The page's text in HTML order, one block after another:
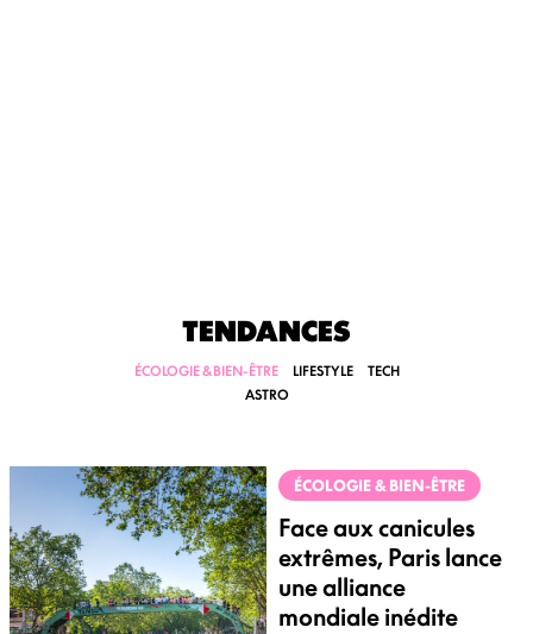
TENDANCES
ÉCOLOGIE & BIEN-ÊTRE LIFESTYLE
TECH
ASTRO
ÉCOLOGIE & BIEN-ÊTRE
Face aux canicules
extrêmes, Paris lance
une alliance
mondiale inédite